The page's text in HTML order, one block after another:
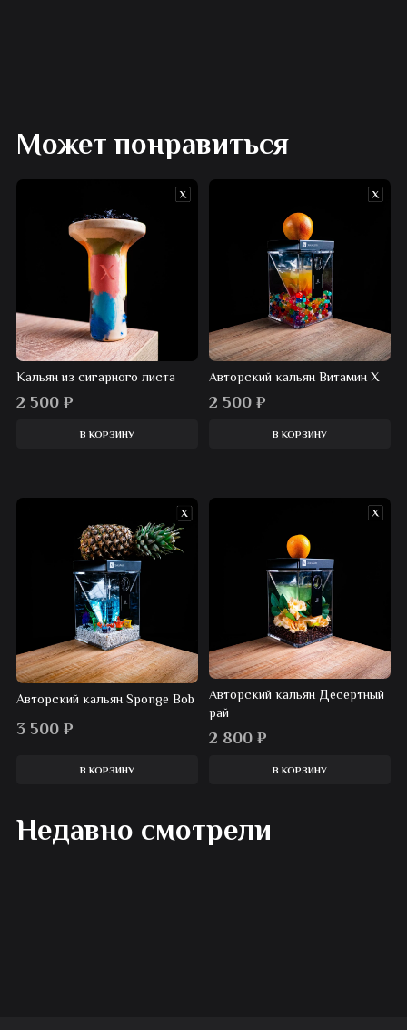
Может понравиться
Кальян из сигарного листа
2 500 ₽
В КОРЗИНУ
Авторский кальян Витамин Х
2 500₽
В КОРЗИНУ
Авторский кальян Sponge Bob
3 500 ₽
В КОРЗИНУ
Авторский кальян Десертный
рай
2 800₽
В КОРЗИНУ
Недавно смотрели